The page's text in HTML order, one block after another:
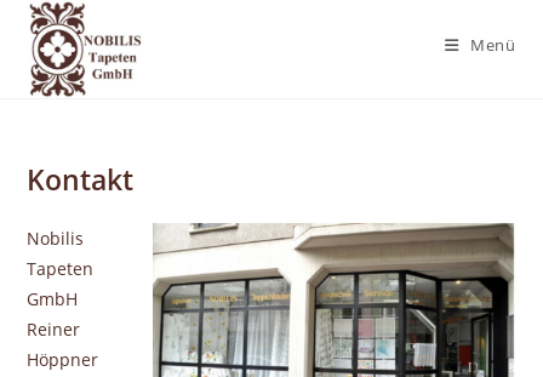
Zum
Inhalt
springen
Menü
Kontakt
Nobilis
Tapeten
GmbH
Reiner
Höppner